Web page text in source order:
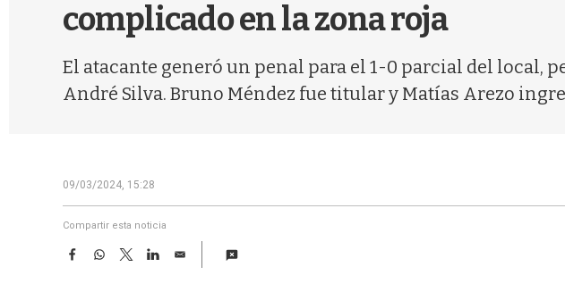
complicado en la zona roja
El atacante generó un penal para el 1-0 parcial del local,
André Silva. Bruno Méndez fue titular y Matías Arezo
09/03/2024, 15:28
Compartir esta noticia
F
W
T
w
L
E